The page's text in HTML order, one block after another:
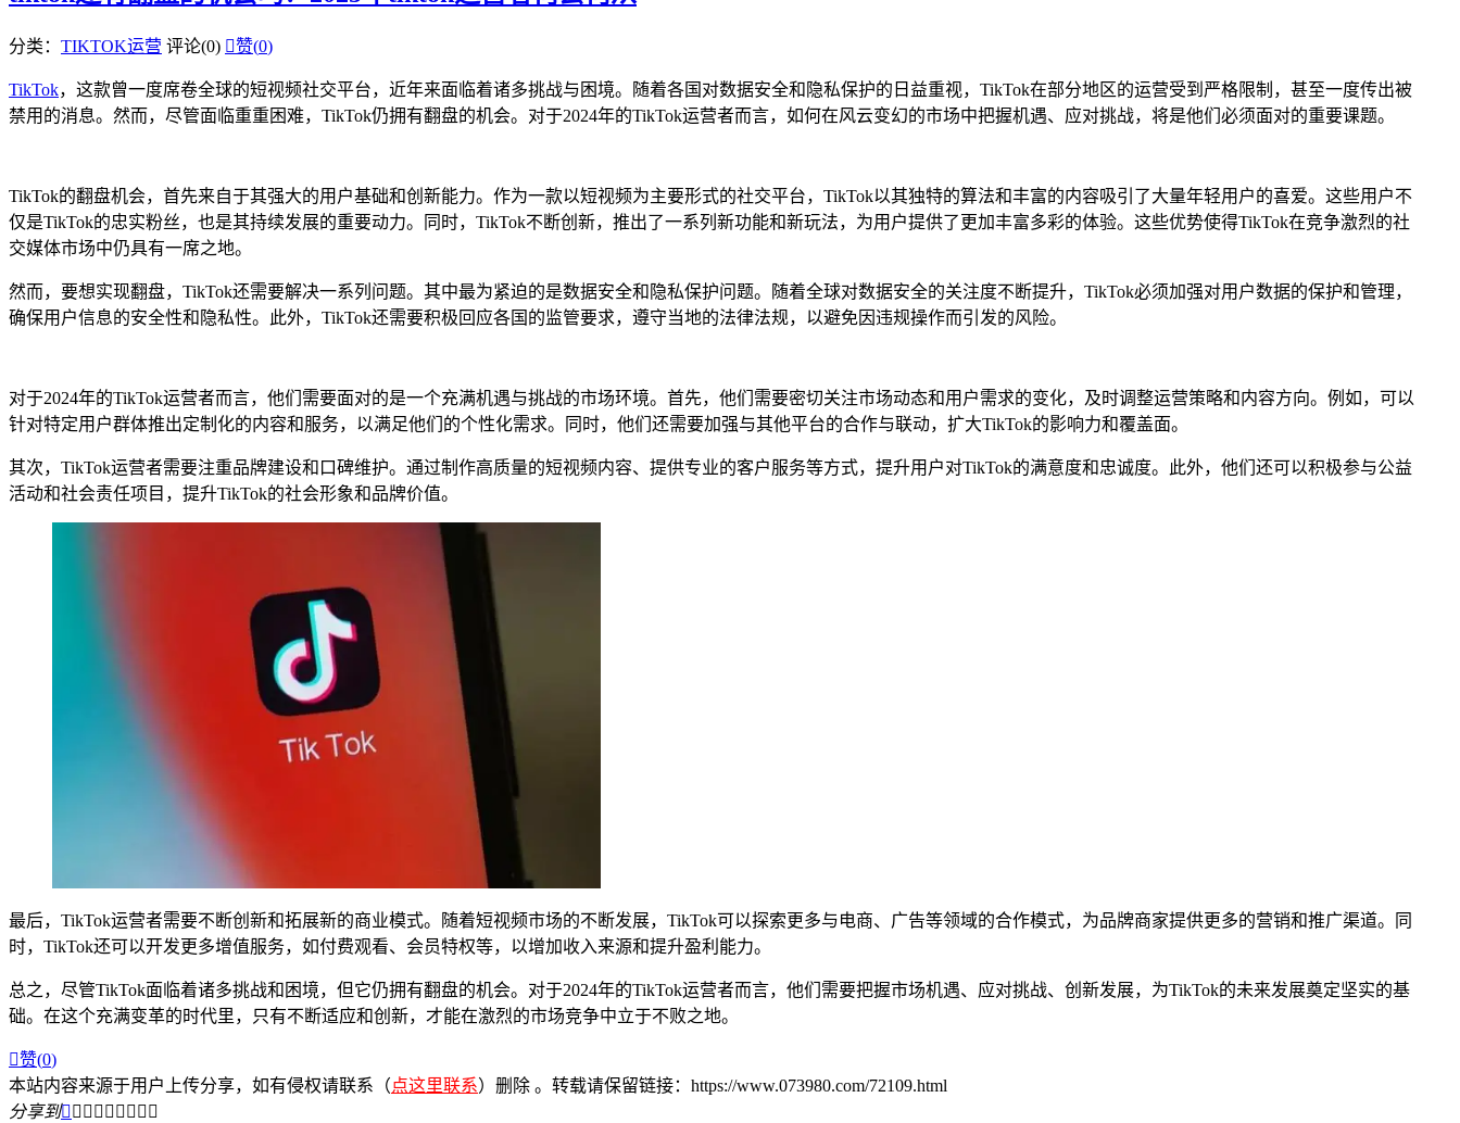
分类： TIKTOK运营 评论(0) 赞(0)
TikTok，这款曾一度席卷全球的短视频社交平台，近年来面临着诸多挑战与困境。随着各国对数据安全和隐私保护的日益重视，TikTok在部分地区的运营受到严格限制，甚至一度传出被
禁用的消息。然而，尽管面临重重困难，TikTok仍拥有翻盘的机会。对于2024年的TikTok运营者而言，如何在风云变幻的市场中把握机遇、应对挑战，将是他们必须面对的重要课题。
TikTok的翻盘机会，首先来自于其强大的用户基础和创新能力。作为一款以短视频为主要形式的社交平台，TikTok以其独特的算法和丰富的内容吸引了大量年轻用户的喜爱。这些用户不
仅是TikTok的忠实粉丝，也是其持续发展的重要动力。同时，TikTok不断创新，推出了一系列新功能和新玩法，为用户提供了更加丰富多彩的体验。这些优势使得TikTok在竞争激烈的社
交媒体市场中仍具有一席之地。
然而，要想实现翻盘，TikTok还需要解决一系列问题。其中最为紧迫的是数据安全和隐私保护问题。随着全球对数据安全的关注度不断提升，TikTok必须加强对用户数据的保护和管理，
确保用户信息的安全性和隐私性。此外，TikTok还需要积极回应各国的监管要求，遵守当地的法律法规，以避免因违规操作而引发的风险。
对于2024年的TikTok运营者而言，他们需要面对的是一个充满机遇与挑战的市场环境。首先，他们需要密切关注市场动态和用户需求的变化，及时调整运营策略和内容方向。例如，可以
针对特定用户群体推出定制化的内容和服务，以满足他们的个性化需求。同时，他们还需要加强与其他平台的合作与联动，扩大TikTok的影响力和覆盖面。
其次，TikTok运营者需要注重品牌建设和口碑维护。通过制作高质量的短视频内容、提供专业的客户服务等方式，提升用户对TikTok的满意度和忠诚度。此外，他们还可以积极参与公益
活动和社会责任项目，提升TikTok的社会形象和品牌价值。
最后，TikTok运营者需要不断创新和拓展新的商业模式。随着短视频市场的不断发展，TikTok可以探索更多与电商、广告等领域的合作模式，为品牌商家提供更多的营销和推广渠道。同
时，TikTok还可以开发更多增值服务，如付费观看、会员特权等，以增加收入来源和提升盈利能力。
总之，尽管TikTok面临着诸多挑战和困境，但它仍拥有翻盘的机会。对于2024年的TikTok运营者而言，他们需要把握市场机遇、应对挑战、创新发展，为TikTok的未来发展奠定坚实的基
础。在这个充满变革的时代里，只有不断适应和创新，才能在激烈的市场竞争中立于不败之地。
赞(0)
本站内容来源于用户上传分享，如有侵权请联系（点这里联系）删除 。转载请保留链接：https://www.073980.com/72109.html
分享到        